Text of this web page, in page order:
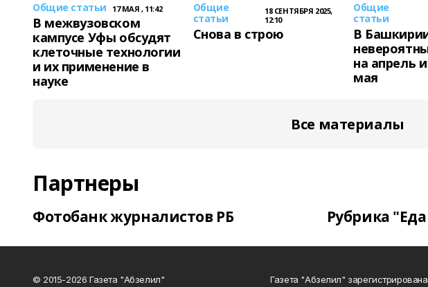
Общие статьи 17 МАЯ , 11:42
В межвузовском
кампусе Уфы обсудят
клеточные технологии
и их применение в
науке
Общие
статьи
18 СЕНТЯБРЯ 2025,
12:10
Снова в строю
Общие
статьи
В
на апрель
мая
Все материалы
Партнеры
Фотобанк журналистов РБ Рубрика
© 2015-2026 Газета "Абзелил"
Газета "Абзелил"